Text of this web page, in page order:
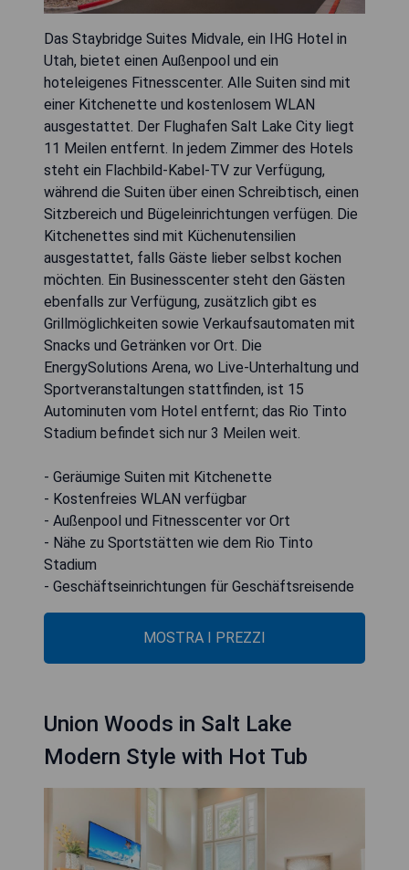
Das Staybridge Suites Midvale, ein IHG Hotel in
Utah, bietet einen Außenpool und ein
hoteleigenes Fitnesscenter. Alle Suiten sind mit
einer Kitchenette und kostenlosem WLAN
ausgestattet. Der Flughafen Salt Lake City liegt
11 Meilen entfernt. In jedem Zimmer des Hotels
steht ein Flachbild-Kabel-TV zur Verfügung,
während die Suiten über einen Schreibtisch, einen
Sitzbereich und Bügeleinrichtungen verfügen. Die
Kitchenettes sind mit Küchenutensilien
ausgestattet, falls Gäste lieber selbst kochen
möchten. Ein Businesscenter steht den Gästen
ebenfalls zur Verfügung, zusätzlich gibt es
Grillmöglichkeiten sowie Verkaufsautomaten mit
Snacks und Getränken vor Ort. Die
EnergySolutions Arena, wo Live-Unterhaltung und
Sportveranstaltungen stattfinden, ist 15
Autominuten vom Hotel entfernt; das Rio Tinto
Stadium befindet sich nur 3 Meilen weit.
- Geräumige Suiten mit Kitchenette
- Kostenfreies WLAN verfügbar
- Außenpool und Fitnesscenter vor Ort
- Nähe zu Sportstätten wie dem Rio Tinto
Stadium
- Geschäftseinrichtungen für Geschäftsreisende
MOSTRA I PREZZI
Union Woods in Salt Lake
Modern Style with Hot Tub